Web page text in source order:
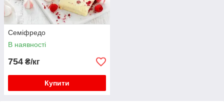
Семіфредо
В наявності
754 ₴/кг
Купити